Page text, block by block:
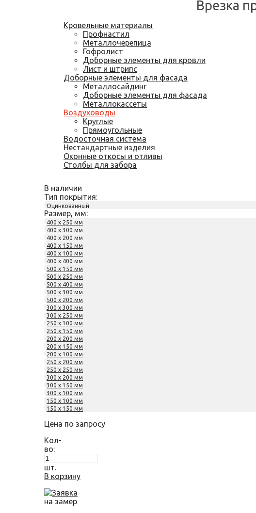
Врезка
Кровельные материалы
Профнастил
Металлочерепица
Гофролист
Доборные элементы для кровли
Лист и штрипс
Доборные элементы для фасада
Металлосайдинг
Доборные элементы для фасада
Металлокассеты
Воздуховоды
Круглые
Прямоугольные
Водосточная система
Нестандартные изделия
Оконные откосы и отливы
Столбы для забора
В наличии
Тип покрытия:
Оцинкованный
Размер, мм:
400 x 250 мм
400 x 300 мм
400 x 200 мм
400 x 150 мм
400 x 100 мм
400 x 400 мм
500 x 150 мм
500 x 250 мм
500 x 400 мм
500 x 300 мм
500 x 200 мм
300 x 300 мм
300 x 250 мм
250 x 100 мм
250 x 150 мм
200 x 200 мм
200 x 150 мм
200 x 100 мм
250 x 200 мм
250 x 250 мм
300 x 200 мм
300 x 150 мм
300 x 100 мм
150 x 100 мм
150 x 150 мм
Цена по запросу
Кол-
во:
шт.
В корзину
Заявка
на замер